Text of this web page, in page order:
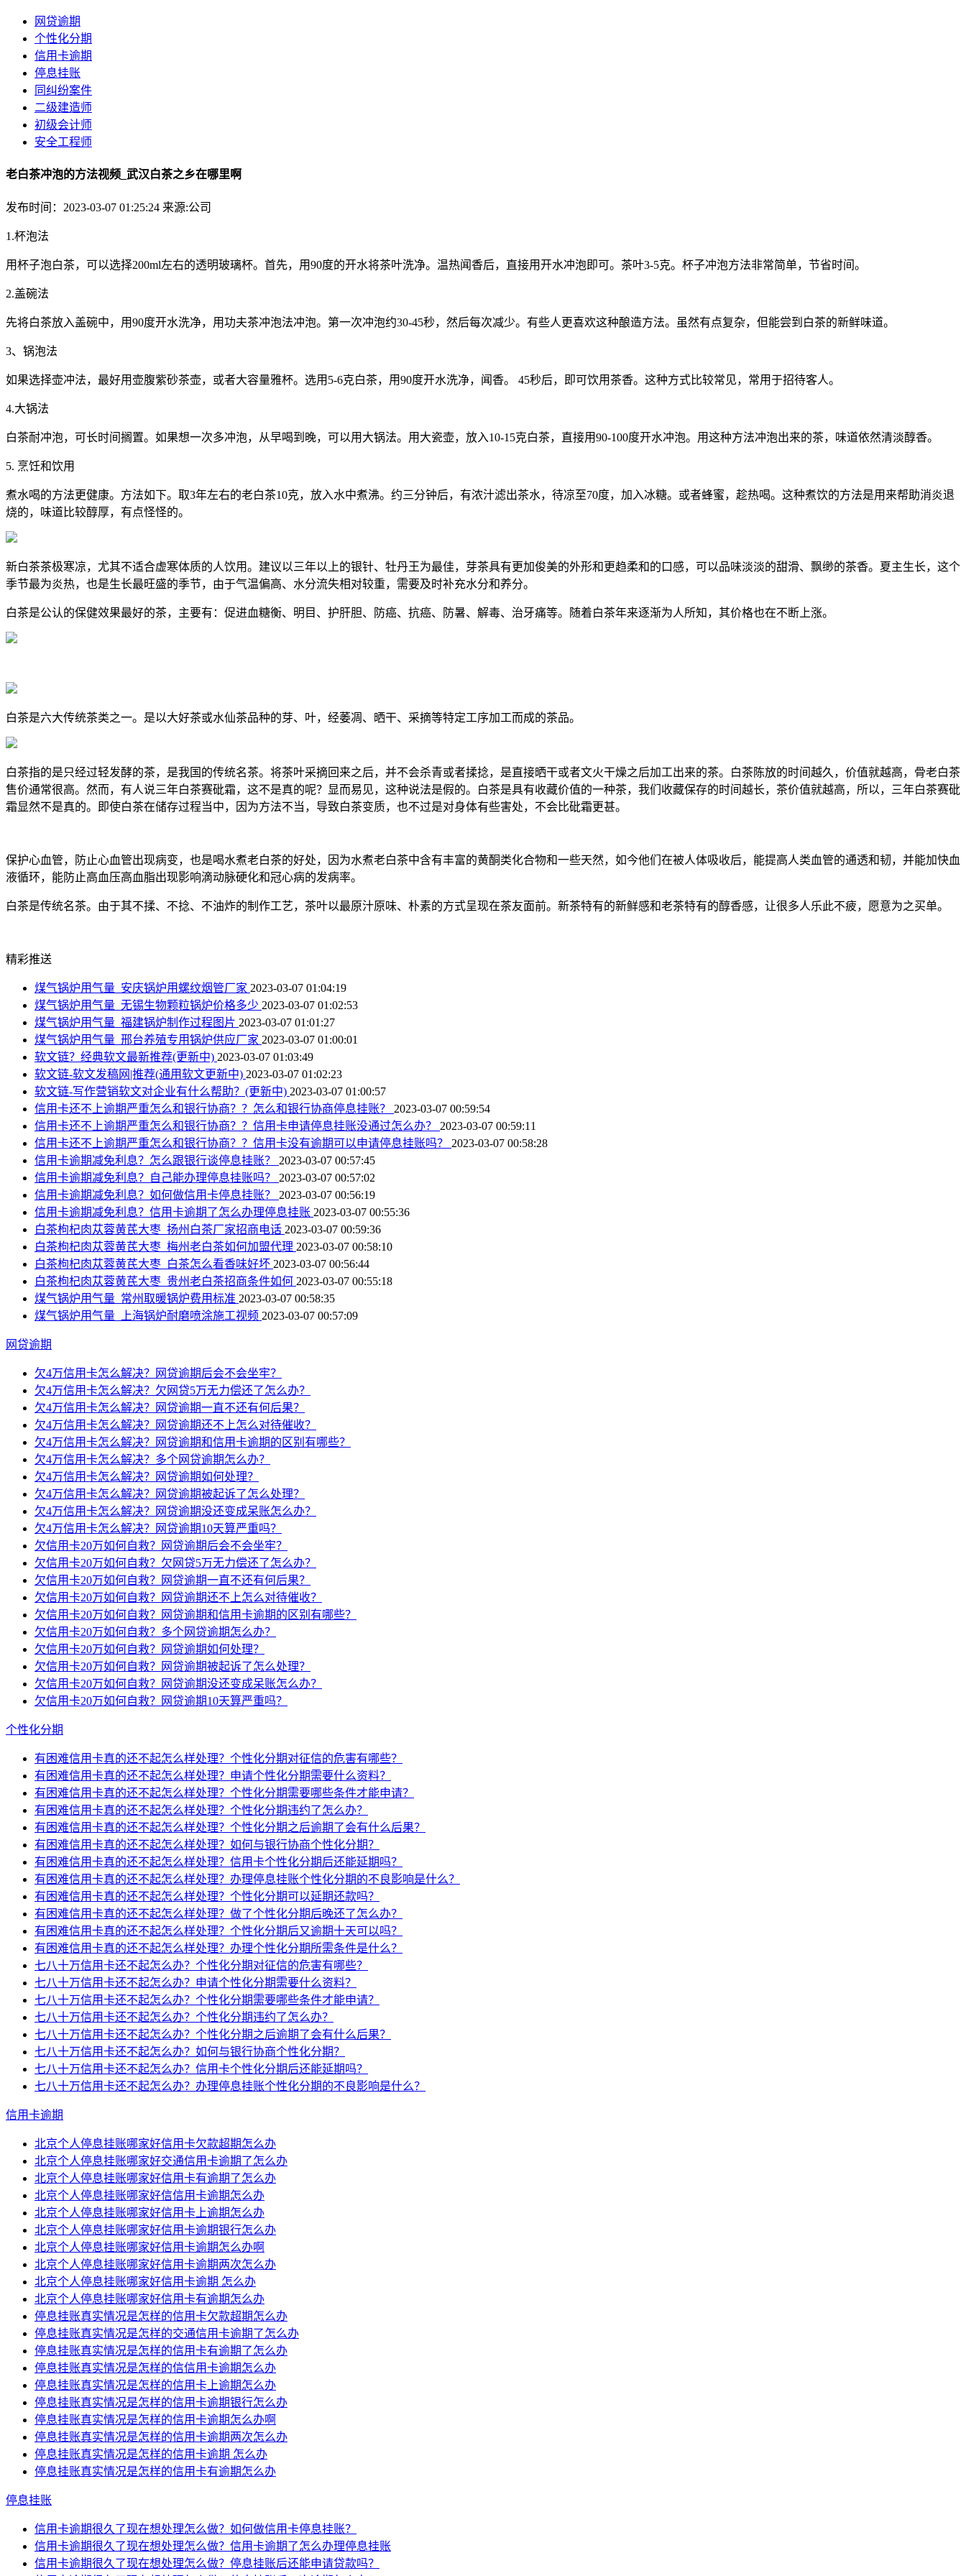
网贷逾期
个性化分期
信用卡逾期
停息挂账
同纠纷案件
二级建造师
初级会计师
安全工程师
老白茶冲泡的方法视频_武汉白茶之乡在哪里啊
发布时间：2023-03-07 01:25:24 来源:公司
1.杯泡法
用杯子泡白茶，可以选择200ml左右的透明玻璃杯。首先，用90度的开水将茶叶洗净。温热闻香后，直接用开水冲泡即可。茶叶3-5克。杯子冲泡方法非常简单，节省时间。
2.盖碗法
先将白茶放入盖碗中，用90度开水洗净，用功夫茶冲泡法冲泡。第一次冲泡约30-45秒，然后每次减少。有些人更喜欢这种酿造方法。虽然有点复杂，但能尝到白茶的新鲜味道。
3、锅泡法
如果选择壶冲法，最好用壶腹紫砂茶壶，或者大容量雅杯。选用5-6克白茶，用90度开水洗净，闻香。 45秒后，即可饮用茶香。这种方式比较常见，常用于招待客人。
4.大锅法
白茶耐冲泡，可长时间搁置。如果想一次多冲泡，从早喝到晚，可以用大锅法。用大瓷壶，放入10-15克白茶，直接用90-100度开水冲泡。用这种方法冲泡出来的茶，味道依然清淡醇香。
5. 烹饪和饮用
煮水喝的方法更健康。方法如下。取3年左右的老白茶10克，放入水中煮沸。约三分钟后，有浓汁滤出茶水，待凉至70度，加入冰糖。或者蜂蜜，趁热喝。这种煮饮的方法是用来帮助消炎退
烧的，味道比较醇厚，有点怪怪的。
新白茶茶极寒凉，尤其不适合虚寒体质的人饮用。建议以三年以上的银针、牡丹王为最佳，芽茶具有更加俊美的外形和更趋柔和的口感，可以品味淡淡的甜滑、飘缈的茶香。夏主生长，这个
季节最为炎热，也是生长最旺盛的季节，由于气温偏高、水分流失相对较重，需要及时补充水分和养分。
白茶是公认的保健效果最好的茶，主要有：促进血糖衡、明目、护肝胆、防癌、抗癌、防暑、解毒、治牙痛等。随着白茶年来逐渐为人所知，其价格也在不断上涨。
白茶是六大传统茶类之一。是以大好茶或水仙茶品种的芽、叶，经萎凋、晒干、采摘等特定工序加工而成的茶品。
白茶指的是只经过轻发酵的茶，是我国的传统名茶。将茶叶采摘回来之后，并不会杀青或者揉捻，是直接晒干或者文火干燥之后加工出来的茶。白茶陈放的时间越久，价值就越高，骨老白茶
售价通常很高。然而，有人说三年白茶赛砒霜，这不是真的呢？显而易见，这种说法是假的。白茶是具有收藏价值的一种茶，我们收藏保存的时间越长，茶价值就越高，所以，三年白茶赛砒
霜显然不是真的。即使白茶在储存过程当中，因为方法不当，导致白茶变质，也不过是对身体有些害处，不会比砒霜更甚。
保护心血管，防止心血管出现病变，也是喝水煮老白茶的好处，因为水煮老白茶中含有丰富的黄酮类化合物和一些天然，如今他们在被人体吸收后，能提高人类血管的通透和韧，并能加快血
液循环，能防止高血压高血脂出现影响滴动脉硬化和冠心病的发病率。
白茶是传统名茶。由于其不揉、不捻、不油炸的制作工艺，茶叶以最原汁原味、朴素的方式呈现在茶友面前。新茶特有的新鲜感和老茶特有的醇香感，让很多人乐此不疲，愿意为之买单。
精彩推送
煤气锅炉用气量_安庆锅炉用螺纹烟管厂家 2023-03-07 01:04:19
煤气锅炉用气量_无锡生物颗粒锅炉价格多少 2023-03-07 01:02:53
煤气锅炉用气量_福建锅炉制作过程图片 2023-03-07 01:01:27
煤气锅炉用气量_邢台养殖专用锅炉供应厂家 2023-03-07 01:00:01
软文链？经典软文最新推荐(更新中) 2023-03-07 01:03:49
软文链-软文发稿网|推荐(通用软文更新中) 2023-03-07 01:02:23
软文链-写作营销软文对企业有什么帮助？(更新中) 2023-03-07 01:00:57
信用卡还不上逾期严重怎么和银行协商？？怎么和银行协商停息挂账？ 2023-03-07 00:59:54
信用卡还不上逾期严重怎么和银行协商？？信用卡申请停息挂账没通过怎么办？ 2023-03-07 00:59:11
信用卡还不上逾期严重怎么和银行协商？？信用卡没有逾期可以申请停息挂账吗？ 2023-03-07 00:58:28
信用卡逾期减免利息？怎么跟银行谈停息挂账？ 2023-03-07 00:57:45
信用卡逾期减免利息？自己能办理停息挂账吗？ 2023-03-07 00:57:02
信用卡逾期减免利息？如何做信用卡停息挂账？ 2023-03-07 00:56:19
信用卡逾期减免利息？信用卡逾期了怎么办理停息挂账 2023-03-07 00:55:36
白茶枸杞肉苁蓉黄芪大枣_扬州白茶厂家招商电话 2023-03-07 00:59:36
白茶枸杞肉苁蓉黄芪大枣_梅州老白茶如何加盟代理 2023-03-07 00:58:10
白茶枸杞肉苁蓉黄芪大枣_白茶怎么看香味好坏 2023-03-07 00:56:44
白茶枸杞肉苁蓉黄芪大枣_贵州老白茶招商条件如何 2023-03-07 00:55:18
煤气锅炉用气量_常州取暖锅炉费用标准 2023-03-07 00:58:35
煤气锅炉用气量_上海锅炉耐磨喷涂施工视频 2023-03-07 00:57:09
网贷逾期
欠4万信用卡怎么解决？网贷逾期后会不会坐牢？
欠4万信用卡怎么解决？欠网贷5万无力偿还了怎么办？
欠4万信用卡怎么解决？网贷逾期一直不还有何后果？
欠4万信用卡怎么解决？网贷逾期还不上怎么对待催收？
欠4万信用卡怎么解决？网贷逾期和信用卡逾期的区别有哪些？
欠4万信用卡怎么解决？多个网贷逾期怎么办？
欠4万信用卡怎么解决？网贷逾期如何处理？
欠4万信用卡怎么解决？网贷逾期被起诉了怎么处理？
欠4万信用卡怎么解决？网贷逾期没还变成呆账怎么办？
欠4万信用卡怎么解决？网贷逾期10天算严重吗？
欠信用卡20万如何自救？网贷逾期后会不会坐牢？
欠信用卡20万如何自救？欠网贷5万无力偿还了怎么办？
欠信用卡20万如何自救？网贷逾期一直不还有何后果？
欠信用卡20万如何自救？网贷逾期还不上怎么对待催收？
欠信用卡20万如何自救？网贷逾期和信用卡逾期的区别有哪些？
欠信用卡20万如何自救？多个网贷逾期怎么办？
欠信用卡20万如何自救？网贷逾期如何处理？
欠信用卡20万如何自救？网贷逾期被起诉了怎么处理？
欠信用卡20万如何自救？网贷逾期没还变成呆账怎么办？
欠信用卡20万如何自救？网贷逾期10天算严重吗？
个性化分期
有困难信用卡真的还不起怎么样处理？个性化分期对征信的危害有哪些？
有困难信用卡真的还不起怎么样处理？申请个性化分期需要什么资料？
有困难信用卡真的还不起怎么样处理？个性化分期需要哪些条件才能申请？
有困难信用卡真的还不起怎么样处理？个性化分期违约了怎么办？
有困难信用卡真的还不起怎么样处理？个性化分期之后逾期了会有什么后果？
有困难信用卡真的还不起怎么样处理？如何与银行协商个性化分期？
有困难信用卡真的还不起怎么样处理？信用卡个性化分期后还能延期吗？
有困难信用卡真的还不起怎么样处理？办理停息挂账个性化分期的不良影响是什么？
有困难信用卡真的还不起怎么样处理？个性化分期可以延期还款吗？
有困难信用卡真的还不起怎么样处理？做了个性化分期后晚还了怎么办？
有困难信用卡真的还不起怎么样处理？个性化分期后又逾期十天可以吗？
有困难信用卡真的还不起怎么样处理？办理个性化分期所需条件是什么？
七八十万信用卡还不起怎么办？个性化分期对征信的危害有哪些？
七八十万信用卡还不起怎么办？申请个性化分期需要什么资料？
七八十万信用卡还不起怎么办？个性化分期需要哪些条件才能申请？
七八十万信用卡还不起怎么办？个性化分期违约了怎么办？
七八十万信用卡还不起怎么办？个性化分期之后逾期了会有什么后果？
七八十万信用卡还不起怎么办？如何与银行协商个性化分期？
七八十万信用卡还不起怎么办？信用卡个性化分期后还能延期吗？
七八十万信用卡还不起怎么办？办理停息挂账个性化分期的不良影响是什么？
信用卡逾期
北京个人停息挂账哪家好信用卡欠款超期怎么办
北京个人停息挂账哪家好交通信用卡逾期了怎么办
北京个人停息挂账哪家好信用卡有逾期了怎么办
北京个人停息挂账哪家好信信用卡逾期怎么办
北京个人停息挂账哪家好信用卡上逾期怎么办
北京个人停息挂账哪家好信用卡逾期银行怎么办
北京个人停息挂账哪家好信用卡逾期怎么办啊
北京个人停息挂账哪家好信用卡逾期两次怎么办
北京个人停息挂账哪家好信用卡逾期 怎么办
北京个人停息挂账哪家好信用卡有逾期怎么办
停息挂账真实情况是怎样的信用卡欠款超期怎么办
停息挂账真实情况是怎样的交通信用卡逾期了怎么办
停息挂账真实情况是怎样的信用卡有逾期了怎么办
停息挂账真实情况是怎样的信信用卡逾期怎么办
停息挂账真实情况是怎样的信用卡上逾期怎么办
停息挂账真实情况是怎样的信用卡逾期银行怎么办
停息挂账真实情况是怎样的信用卡逾期怎么办啊
停息挂账真实情况是怎样的信用卡逾期两次怎么办
停息挂账真实情况是怎样的信用卡逾期 怎么办
停息挂账真实情况是怎样的信用卡有逾期怎么办
停息挂账
信用卡逾期很久了现在想处理怎么做？如何做信用卡停息挂账？
信用卡逾期很久了现在想处理怎么做？信用卡逾期了怎么办理停息挂账
信用卡逾期很久了现在想处理怎么做？停息挂账后还能申请贷款吗？